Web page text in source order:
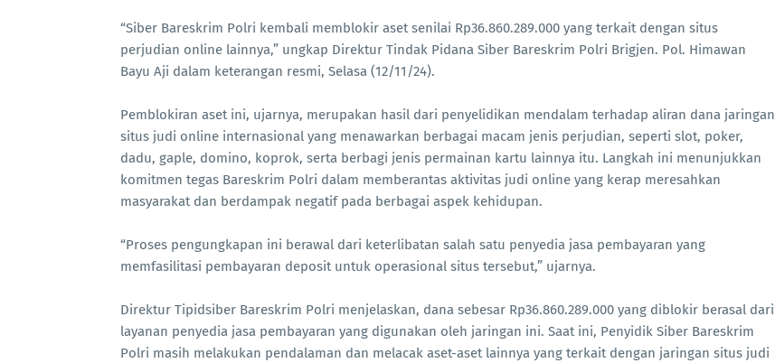
“Siber Bareskrim Polri kembali memblokir aset senilai Rp36.860.289.000 yang terkait dengan situs
perjudian online lainnya,” ungkap Direktur Tindak Pidana Siber Bareskrim Polri Brigjen. Pol. Himawan
Bayu Aji dalam keterangan resmi, Selasa (12/11/24).
Pemblokiran aset ini, ujarnya, merupakan hasil dari penyelidikan mendalam terhadap aliran dana jaringan
situs judi online internasional yang menawarkan berbagai macam jenis perjudian, seperti slot, poker,
dadu, gaple, domino, koprok, serta berbagi jenis permainan kartu lainnya itu. Langkah ini menunjukkan
komitmen tegas Bareskrim Polri dalam memberantas aktivitas judi online yang kerap meresahkan
masyarakat dan berdampak negatif pada berbagai aspek kehidupan.
“Proses pengungkapan ini berawal dari keterlibatan salah satu penyedia jasa pembayaran yang
memfasilitasi pembayaran deposit untuk operasional situs tersebut,” ujarnya.
Direktur Tipidsiber Bareskrim Polri menjelaskan, dana sebesar Rp36.860.289.000 yang diblokir berasal dari
layanan penyedia jasa pembayaran yang digunakan oleh jaringan ini. Saat ini, Penyidik Siber Bareskrim
Polri masih melakukan pendalaman dan melacak aset-aset lainnya yang terkait dengan jaringan situs judi